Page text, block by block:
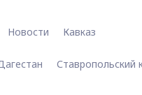
Новости Кавказ
Ставропольский